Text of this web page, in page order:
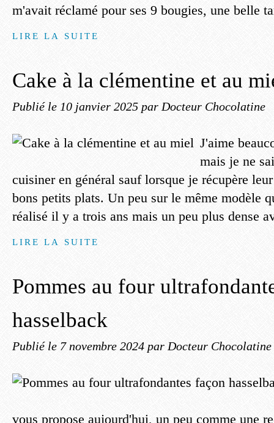
m'avait réclamé pour ses 9 bougies, une belle
LIRE LA SUITE
Cake à la clémentine et au
Publié le 10 janvier 2025 par Docteur Chocolatine
J'aime
mais je ne
cuisiner en général sauf lorsque je récupère
bons petits plats. Un peu sur le même modèle
réalisé il y a trois ans mais un peu plus dense
LIRE LA SUITE
Pommes au four
hasselback
Publié le 7 novembre 2024 par Docteur Chocolatine
vous propose aujourd'hui, un peu comme une